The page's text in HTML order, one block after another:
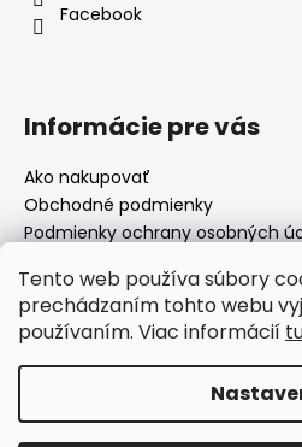
Tento web používa súbory
prechádzaním tohto webu
používaním. Viac informácií
Facebook
Informácie pre vás
Ako nakupovať
Obchodné podmienky
Podmienky ochrany osobných